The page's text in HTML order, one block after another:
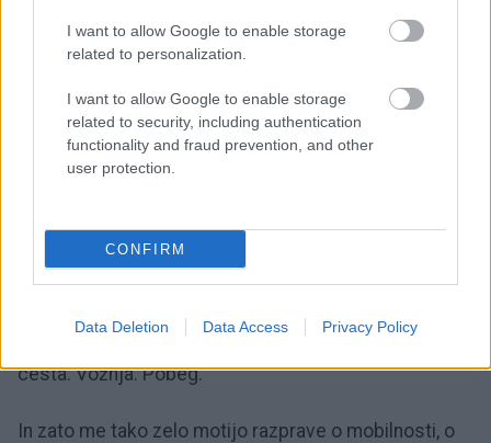
I want to allow Google to enable storage
related to personalization.
I want to allow Google to enable storage
related to security, including authentication
functionality and fraud prevention, and other
user protection.
CONFIRM
Data Deletion Data Access Privacy Policy
dan je bil na cesti.
Zvečer sem razmišljal, kaj nam je bilo vsem
voznikom tistega dne skupnega. Kolektivni odziv po
uničeni pomladi na prvi lepi dan vikenda je bil: »Ven, na
mobilnosti. Bila je pojem, simbol, izhod v človekovo
svobodo. V vedno bolj utesnjeni vsakdanjosti, ko se
digitalne realnosti, je prvi odziv človeškega v nas –
cesta. Vožnja. Pobeg.
In zato me tako zelo motijo razprave o mobilnosti, o